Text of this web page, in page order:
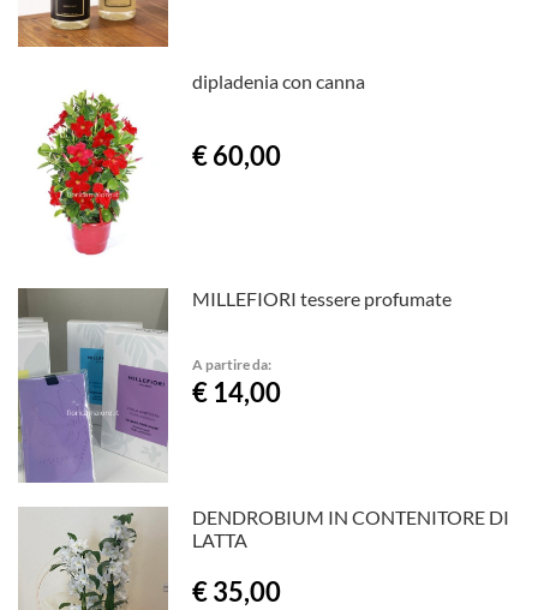
dipladenia con canna
€ 60,00
MILLEFIORI tessere profumate
A partire da:
€ 14,00
DENDROBIUM IN CONTENITORE DI
LATTA
€ 35,00